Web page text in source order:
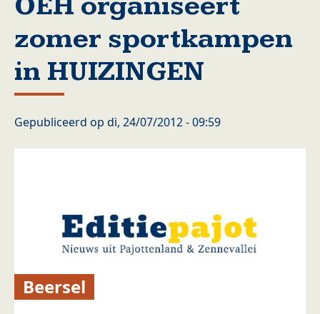
zomer sportkampen
in HUIZINGEN
Gepubliceerd op di, 24/07/2012 - 09:59
Beersel